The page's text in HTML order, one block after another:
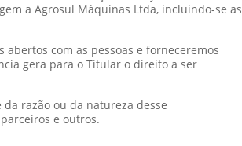
a Agrosul Máquinas Ltda, incluindo-se as
abertos com as pessoas e forneceremos
gera para o Titular o direito a ser
da razão ou da natureza desse
e outros.